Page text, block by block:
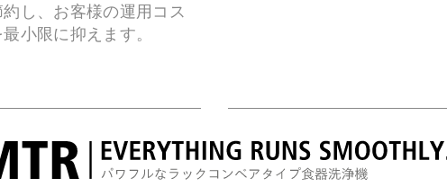
約し、お客様の運用コス
最小限に抑えます。